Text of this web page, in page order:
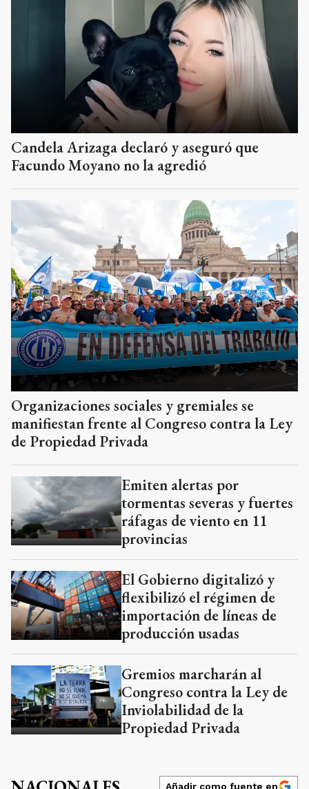
Candela Arizaga declaró y aseguró que
Facundo Moyano no la agredió
Organizaciones sociales y gremiales se
manifiestan frente al Congreso contra la Ley
de Propiedad Privada
Emiten alertas por
tormentas severas y fuertes
ráfagas de viento en 11
provincias
El Gobierno digitalizó y
flexibilizó el régimen de
importación de líneas de
producción usadas
Gremios marcharán al
Congreso contra la Ley de
Inviolabilidad de la
Propiedad Privada
Añadir como fuente en